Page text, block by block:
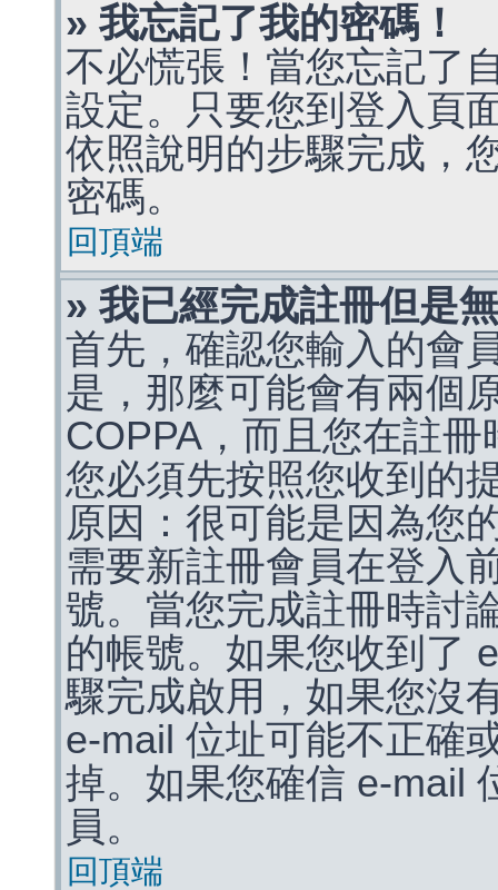
» 我忘記了我的密碼！
不必慌張！當您忘記了
設定。只要您到登入頁
依照說明的步驟完成，
密碼。
回頂端
» 我已經完成註冊但是
首先，確認您輸入的會
是，那麼可能會有兩個
COPPA，而且您在註
您必須先按照您收到的
原因：很可能是因為您
需要新註冊會員在登入
號。當您完成註冊時討
的帳號。如果您收到了
驟完成啟用，如果您沒
e-mail 位址可能不正確
掉。如果您確信 e-mail
員。
回頂端